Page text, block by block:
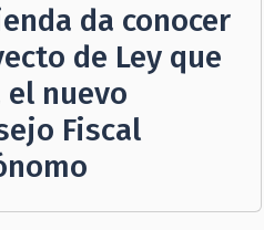
da conocer
de Ley que
el nuevo
Fiscal